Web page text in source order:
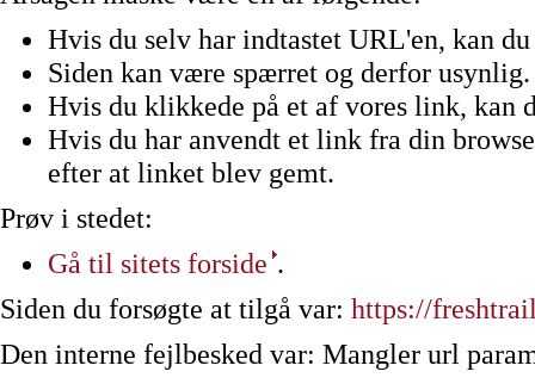
Hvis du selv har indtastet URL'en, kan
Siden kan være spærret og derfor usynlig.
Hvis du klikkede på et af vores link, kan
Hvis du har anvendt et link fra din
efter at linket blev gemt.
Prøv i stedet:
Gå til sitets forside .
Siden du forsøgte at tilgå var: https://
Den interne fejlbesked var: Mangler url